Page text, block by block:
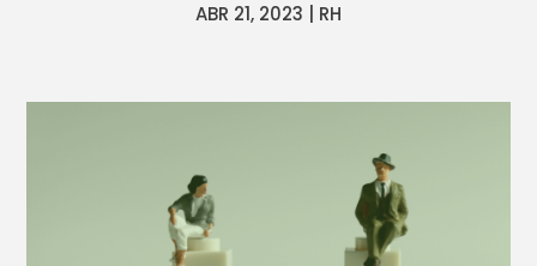
ABR 21, 2023 RH